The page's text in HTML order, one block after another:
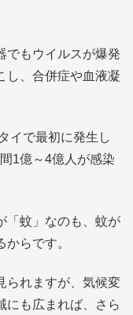
でもウイルスが爆発
し、合併症や血液凝
イで最初に発生し
1億～4億人が感染
「蚊」なのも、蚊が
らです。
られますが、気候変
にも広まれば、さら